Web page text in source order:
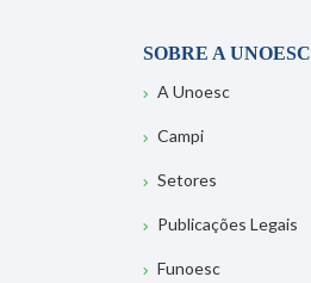
SOBRE A UNOESC
A Unoesc
Campi
Setores
Publicações Legais
Funoesc